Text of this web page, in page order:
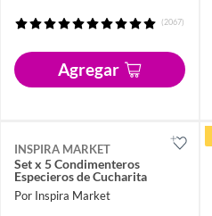
(2067)
Agregar
INSPIRA MARKET
Set x 5 Condimenteros
Especieros de Cucharita
Por Inspira Market